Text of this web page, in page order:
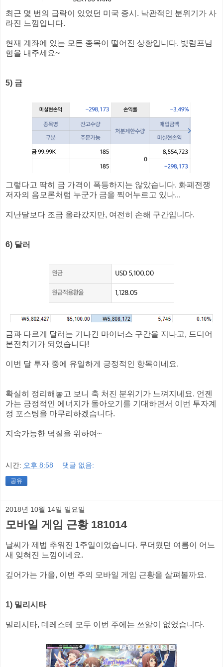
최근 몇 번의 급락이 있었던 미국 증시. 낙관적인 분위기가 사
라진 느낌입니다.
현재 계좌에 있는 모든 종목이 떨어진 상황입니다. 빛럼프님
힘을 내주세요~
5) 금
그렇다고 딱히 금 가격이 폭등하지는 않았습니다. 화폐전쟁
저자의 음모론처럼 누군가 금을 찍어누르고 있나...
지난달보다 조금 올라갔지만, 여전히 손해 구간입니다.
6) 달러
금과 다르게 달러는 기나긴 마이너스 구간을 지나고, 드디어
본전치기가 되었습니다!
이번 달 투자 중에 유일하게 긍정적인 항목이네요.
확실히 정리해놓고 보니 축 처진 분위기가 느껴지네요. 언젠
가는 긍정적인 에너지가 돌아오기를 기대하면서 이번 투자계
정 포스팅을 마무리하겠습니다.
지속가능한 덕질을 위하여~
시간: 오후 8:58 댓글 없음:
공유
2018년 10월 14일 일요일
모바일 게임 근황 181014
날씨가 제법 추워진 1주일이었습니다. 무더웠던 여름이 어느
새 잊혀진 느낌이네요.
깊어가는 가을, 이번 주의 모바일 게임 근황을 살펴볼까요.
1) 밀리시타
밀리시타, 데레스테 모두 이번 주에는 쓰알이 없었습니다.